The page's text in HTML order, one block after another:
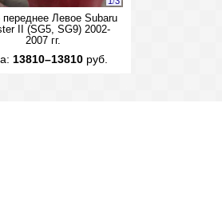
переднее Левое Subaru
II (SG5, SG9) 2002-
2007 гг.
13810–13810руб.